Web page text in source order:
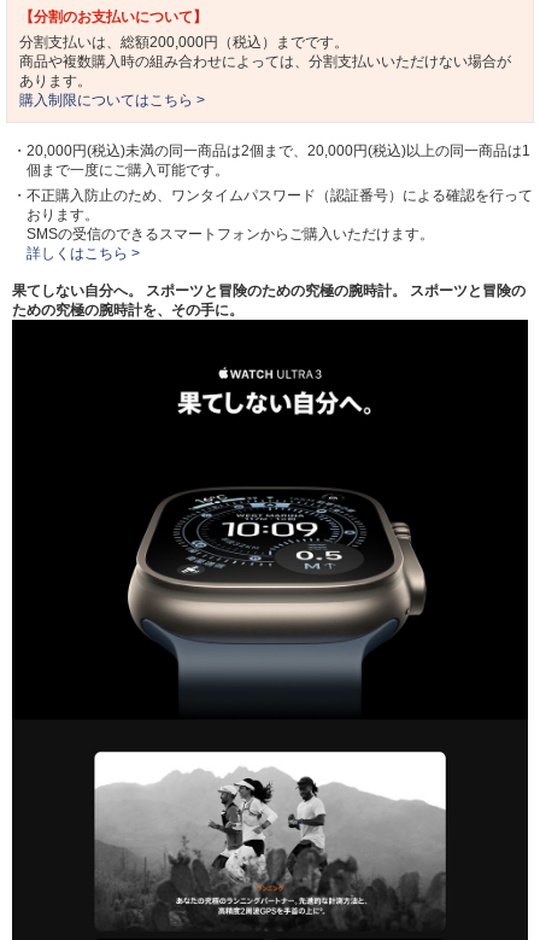
【分割のお支払いについて】
分割支払いは、総額200,000円（税込）までです。
商品や複数購入時の組み合わせによっては、分割支払いいただけない場合が
あります。
購入制限についてはこちら >
・20,000円(税込)未満の同一商品は2個まで、20,000円(税込)以上の同一商品は1
個まで一度にご購入可能です。
・不正購入防止のため、ワンタイムパスワード（認証番号）による確認を行って
おります。
SMSの受信のできるスマートフォンからご購入いただけます。
詳しくはこちら >
果てしない自分へ。 スポーツと冒険のための究極の腕時計。 スポーツと冒険の
ための究極の腕時計を、その手に。